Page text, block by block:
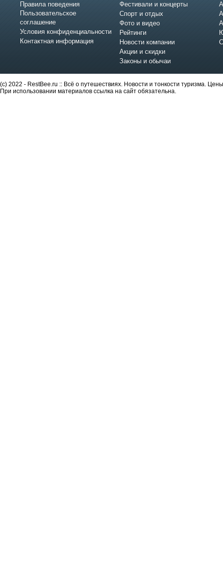
Правила поведения
Пользовательское
соглашение
Условия конфиденциальности
Контактная информация
Фестивали и концерты
Спорт и отдых
Фото и видео
Рейтинги
Новости компании
Акции и скидки
Законы и обычаи
(c) 2022 - RestBee.ru :: Всё о путешествиях. Новости и тонкости туризма.
При использовании материалов ссылка на сайт обязательна.